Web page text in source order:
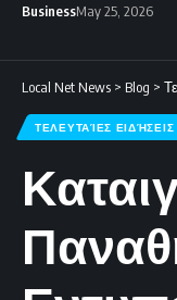
BusinessMay 25, 2026
Local Net News > Blog >
ΤΕΛΕΥΤΑΊΕΣ ΕΙΔΉΣΕΙΣ